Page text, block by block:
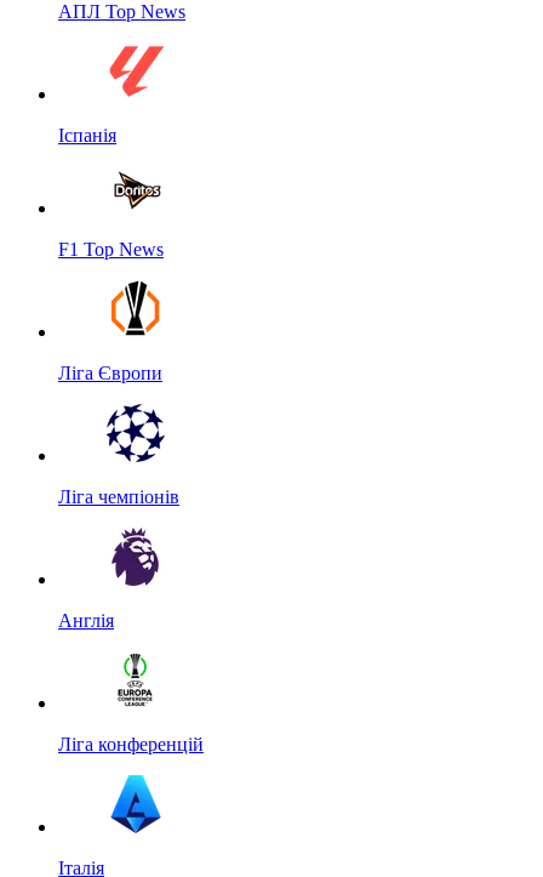
АПЛ Top News
Іспанія
F1 Top News
Ліга Європи
Ліга чемпіонів
Англія
Ліга конференцій
Італія